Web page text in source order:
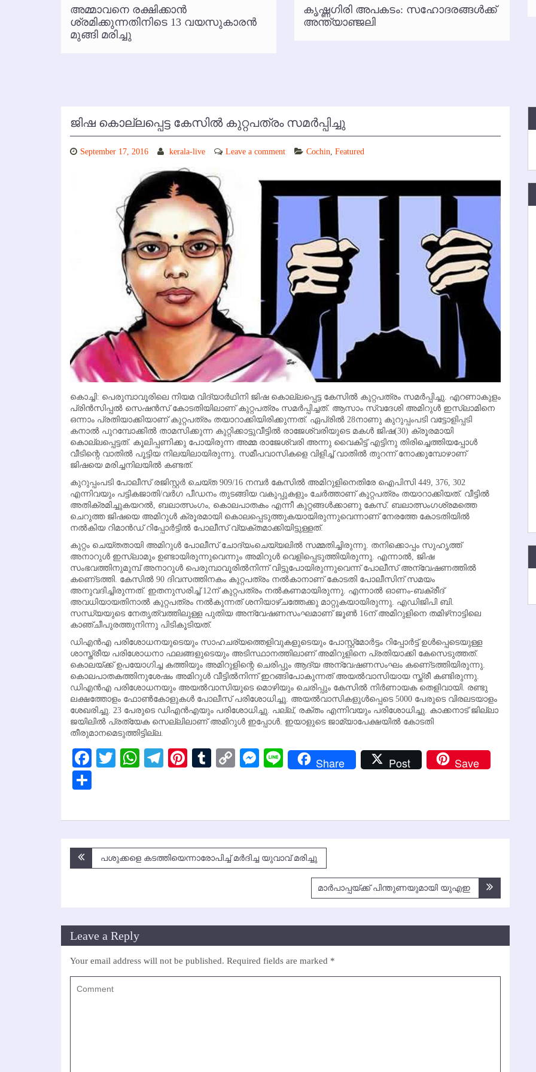
കോഴിക്കോട് വിമാനത്താവളത്തില്‍ അനധികൃത പാര്‍ക്കിംഗ് പിരിവ് : പരാതി തള്ളി
അമ്മാവനെ രക്ഷിക്കാന്‍
ശ്രമിക്കുന്നതിനിടെ 13 വയസുകാരന്‍
മുങ്ങി മരിച്ചു
കൃഷ്ണഗിരി അപകടം: സഹോദരങ്ങള്‍ക്ക്
അന്ത്യാഞ്ജലി
ജിഷ കൊല്ലപ്പെട്ട കേസില്‍ കുറ്റപത്രം സമര്‍പ്പിച്ചു
September 17, 2016 kerala-live Leave a comment Cochin, Featured
കൊച്ചി: പെരുമ്പാവൂരിലെ നിയമ വിദ്യാര്‍ഥിനി ജിഷ കൊല്ലപ്പെട്ട കേസില്‍ കുറ്റപത്രം സമര്‍പ്പിച്ചു. എറണാകുളം
പ്രിന്‍സിപ്പല്‍ സെഷന്‍സ് കോടതിയിലാണ് കുറ്റപത്രം സമര്‍പ്പിച്ചത്. ആസാം സ്വദേശി അമിറുള്‍ ഇസ്‌ലാമിനെ
ഒന്നാം പ്രതിയാക്കിയാണ് കുറ്റപത്രം തയാറാക്കിയിരിക്കുന്നത്. ഏപ്രില്‍ 28നാണു കുറുപ്പംപടി വട്ടോളിപ്പടി
കനാല്‍ പുറമ്പോക്കില്‍ താമസിക്കുന്ന കുറ്റിക്കാട്ടുവീട്ടില്‍ രാജേശ്വരിയുടെ മകള്‍ ജിഷ(30) ക്രൂരമായി
കൊല്ലപ്പെട്ടത്. കൂലിപ്പണിക്കു പോയിരുന്ന അമ്മ രാജേശ്വരി അന്നു വൈകിട്ട് എട്ടിനു തിരിച്ചെത്തിയപ്പോള്‍
വീടിന്റെ വാതില്‍ പൂട്ടിയ നിലയിലായിരുന്നു. സമീപവാസികളെ വിളിച്ച് വാതില്‍ തുറന്ന് നോക്കുമ്പോഴാണ്
ജിഷയെ മരിച്ചനിലയില്‍ കണ്ടത്.
കുറുപ്പംപടി പോലീസ് രജിസ്റ്റര്‍ ചെയ്ത 909/16 നമ്പര്‍ കേസില്‍ അമിറുളിനെതിരേ ഐപിസി 449, 376, 302
എന്നിവയും പട്ടികജാതി/വര്‍ഗ പീഡനം തുടങ്ങിയ വകുപ്പുകളും ചേര്‍ത്താണ് കുറ്റപത്രം തയാറാക്കിയത്. വീട്ടില്‍
അതിക്രമിച്ചുകയറല്‍, ബലാത്സംഗം, കൊലപാതകം എന്നീ കുറ്റങ്ങള്‍ക്കാണു കേസ്. ബലാത്സംഗശ്രമത്തെ
ചെറുത്ത ജിഷയെ അമിറുള്‍ ക്രൂരമായി കൊലപ്പെടുത്തുകയായിരുന്നുവെന്നാണ് നേരത്തേ കോടതിയില്‍
നല്‍കിയ റിമാന്‍ഡ് റിപ്പോര്‍ട്ടില്‍ പോലീസ് വ്യക്തമാക്കിയിട്ടുള്ളത്.
കുറ്റം ചെയ്തതായി അമിറുള്‍ പോലീസ് ചോദ്യംചെയ്യലില്‍ സമ്മതിച്ചിരുന്നു. തനിക്കൊപ്പം സുഹൃത്ത്
അനാറുള്‍ ഇസ്‌ലാമും ഉണ്ടായിരുന്നുവെന്നും അമിറുള്‍ വെളിപ്പെടുത്തിയിരുന്നു. എന്നാല്‍, ജിഷ
സംഭവത്തിനുമുമ്പ് അനാറുള്‍ പെരുമ്പാവൂരില്‍നിന്ന് വിട്ടുപോയിരുന്നുവെന്ന് പോലീസ് അന്വേഷണത്തില്‍
കണെ്ടത്തി. കേസില്‍ 90 ദിവസത്തിനകം കുറ്റപത്രം നല്‍കാനാണ് കോടതി പോലീസിന് സമയം
അനുവദിച്ചിരുന്നത്. ഇതനുസരിച്ച് 12ന് കുറ്റപത്രം നല്‍കണമായിരുന്നു. എന്നാല്‍ ഓണം-ബക്രീദ്
അവധിയായതിനാല്‍ കുറ്റപത്രം നല്‍കുന്നത് ശനിയാഴ്ചത്തേക്കു മാറ്റുകയായിരുന്നു. എഡിജിപി ബി.
സന്ധ്യയുടെ നേതൃത്വത്തിലുള്ള പുതിയ അന്വേഷണസംഘമാണ് ജൂണ്‍ 16ന് അമിറുളിനെ തമിഴ്‌നാട്ടിലെ
കാഞ്ചീപുരത്തുനിന്നു പിടികൂടിയത്.
ഡിഎന്‍എ പരിശോധനയുടെയും സാഹചര്യത്തെളിവുകളുടെയും പോസ്റ്റ്‌മോര്‍ട്ടം റിപ്പോര്‍ട്ട് ഉള്‍പ്പെടെയുള്ള
ശാസ്ത്രീയ പരിശോധനാ ഫലങ്ങളുടെയും അടിസ്ഥാനത്തിലാണ് അമിറുളിനെ പ്രതിയാക്കി കേസെടുത്തത്.
കൊലയ്ക്ക് ഉപയോഗിച്ച കത്തിയും അമിറുളിന്റെ ചെരിപ്പും ആദ്യ അന്വേഷണസംഘം കണെ്ടത്തിയിരുന്നു.
കൊലപാതകത്തിനുശേഷം അമിറുള്‍ വീട്ടില്‍നിന്ന് ഇറങ്ങിപോകുന്നത് അയല്‍വാസിയായ സ്ത്രീ കണ്ടിരുന്നു.
ഡിഎന്‍എ പരിശോധനയും അയല്‍വാസിയുടെ മൊഴിയും ചെരിപ്പും കേസില്‍ നിര്‍ണായക തെളിവായി. രണ്ടു
ലക്ഷത്തോളം ഫോണ്‍കോളുകള്‍ പോലീസ് പരിശോധിച്ചു. അയല്‍വാസികളുള്‍പ്പെടെ 5000 പേരുടെ വിരലടയാളം
ശേഖരിച്ചു. 23 പേരുടെ ഡിഎന്‍എയും പരിശോധിച്ചു. പല്ല്, രക്തം എന്നിവയും പരിശോധിച്ചു. കാക്കനാട് ജില്ലാ
ജയിലില്‍ പ്രത്യേക സെല്ലിലാണ് അമിറുള്‍ ഇപ്പോള്‍. ഇയാളുടെ ജാമ്യാപേക്ഷയില്‍ കോടതി
തീരുമാനമെടുത്തിട്ടില്ല.
Facebook
TwitterWhatsApp
Telegram
Pinterest
Tumblr
CopyMessenger
LineShare Post Save
Post
പശുക്കളെ കടത്തിയെന്നാരോപിച്ച് മര്‍ദിച്ച യുവാവ് മരിച്ചു
മാര്‍പാപ്പയ്ക്ക് പിന്തുണയുമായി യുഎഇ
Leave a Reply
Your email address will not be published. Required fields are marked *